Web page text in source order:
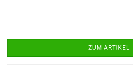
ZUM ARTIKEL